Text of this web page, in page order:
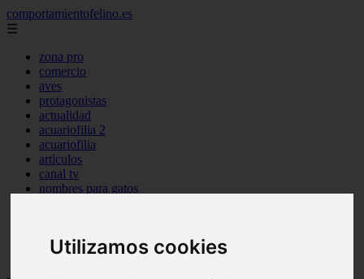
Utilizamos cookies
comportamientofelino.es
☰
zona pro
comercio
aves
protagonistas
actualidad
acuariofilia 2
acuariofilia
articulos
canal tv
nombres para gatos
zona pro